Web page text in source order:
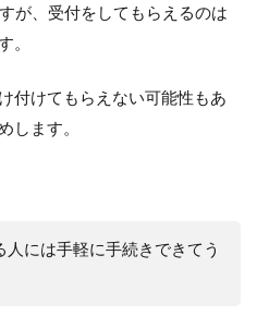
が、受付をしてもらえるのは
。
付けてもらえない可能性もあ
します。
人には手軽に手続きできてう